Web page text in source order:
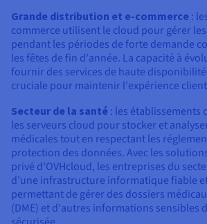
Grande distribution et e-commerce :
commerce utilisent le cloud pour gérer
pendant les périodes de forte demande
les fêtes de fin d'année. La capacité à
fournir des services de haute disponibilité
cruciale pour maintenir l'expérience
Secteur de la santé : les établissements
les serveurs cloud pour stocker et
médicales tout en respectant les
protection des données. Avec les
privé d'OVHcloud, les entreprises du
d’une infrastructure informatique fiable
permettant de gérer des dossiers
(DME) et d'autres informations sensibles